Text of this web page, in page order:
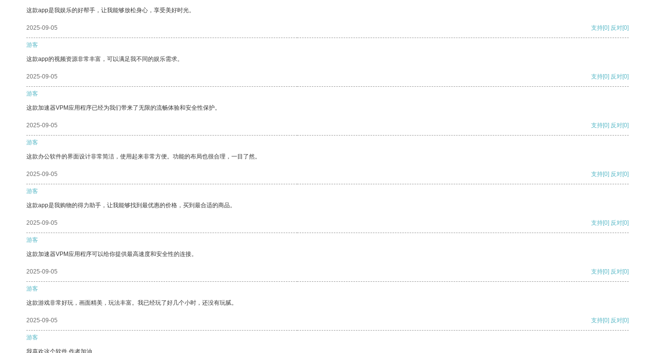
这款app是我娱乐的好帮手，让我能够放松身心，享受美好时光。
2025-09-05 支持[0] 反对[0]
游客
这款app的视频资源非常丰富，可以满足我不同的娱乐需求。
2025-09-05 支持[0] 反对[0]
游客
这款加速器VPM应用程序已经为我们带来了无限的流畅体验和安全性保护。
2025-09-05 支持[0] 反对[0]
游客
这款办公软件的界面设计非常简洁，使用起来非常方便。功能的布局也很合理，一目了然。
2025-09-05 支持[0] 反对[0]
游客
这款app是我购物的得力助手，让我能够找到最优惠的价格，买到最合适的商品。
2025-09-05 支持[0] 反对[0]
游客
这款加速器VPM应用程序可以给你提供最高速度和安全性的连接。
2025-09-05 支持[0] 反对[0]
游客
这款游戏非常好玩，画面精美，玩法丰富。我已经玩了好几个小时，还没有玩腻。
2025-09-05 支持[0] 反对[0]
游客
我喜欢这个软件 作者加油